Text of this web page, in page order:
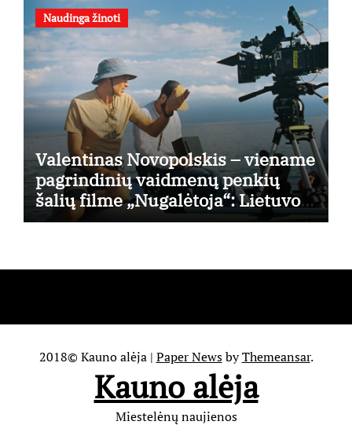
Naudinga žinoti
Valentinas Novopolskis – viename
pagrindinių vaidmenų penkių
šalių filme „Nugalėtoja“: Lietuvos
kino teatruose – nuo rugpjūčio 7-
2018© Kauno alėja | Paper NewsbyThemeansar.
Kauno alėja
Miestelėnų naujienos